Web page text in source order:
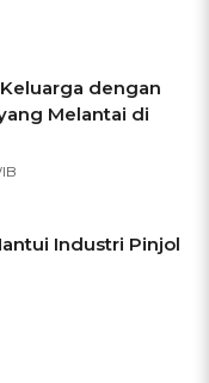
dengan
Melantai di
Industri Pinjol